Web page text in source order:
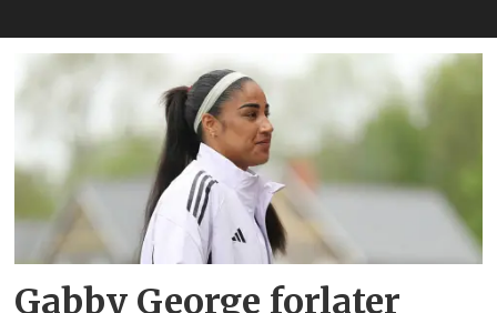
Gabby George forlater